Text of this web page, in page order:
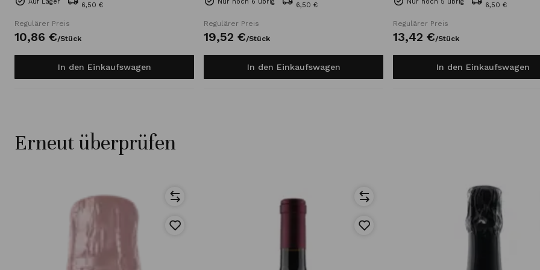
6,50 €
Regulärer Preis
10,86 €/Stück
In den Einkaufswagen
6,50 €
Regulärer Preis
19,52 €/Stück
In den Einkaufswagen
6,50 €
Regulärer Preis
13,42 €/Stück
In den Einkaufswagen
Erneut überprüfen